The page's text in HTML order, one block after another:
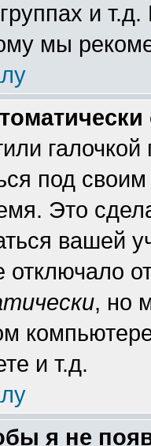
и
мы
галочкой
под
Это
вашей
отключало
, но
и т.д.
я не